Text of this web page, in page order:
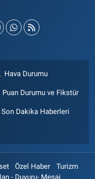
Hava Durumu
Puan Durumu ve Fikstür
Son Dakika Haberleri
Özel Haber
Turizm
- Duyuru- Mesaj